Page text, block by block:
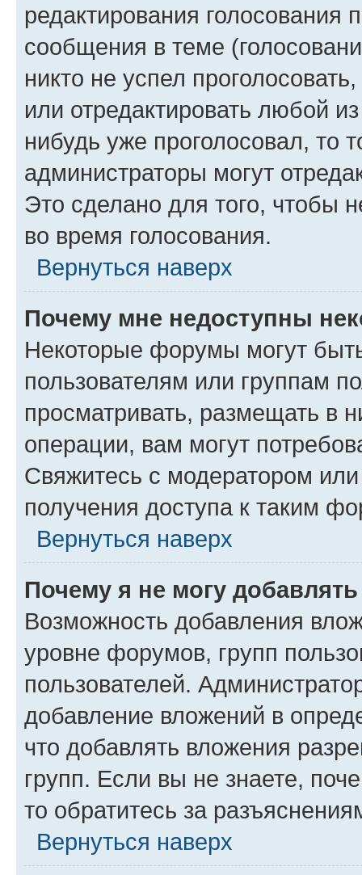
редактирования голосования
сообщения в теме
никто не успел
или отредактировать любой
нибудь уже проголосовал, то
администраторы могут
Это сделано для того, чтобы
во время голосования.
Вернуться наверх
Почему мне недоступны
Некоторые форумы могут
пользователям или группам
просматривать, размещать в
операции, вам могут
Свяжитесь с модератором
получения доступа к таким
Вернуться наверх
Почему я не могу
Возможность добавления
уровне форумов, групп
пользователей.
добавление вложений в
что добавлять вложения
групп. Если вы не знаете,
то обратитесь за
Вернуться наверх